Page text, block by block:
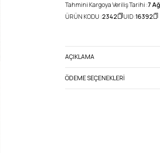
Tahmini Kargoya Veriliş Tarihi :7
ÜRÜN KODU :2342 UID :16392
AÇIKLAMA
ÖDEME SEÇENEKLERI